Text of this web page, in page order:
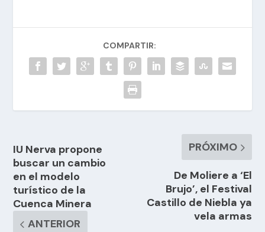
COMPARTIR:
IU Nerva propone
buscar un cambio
en el modelo
turístico de la
Cuenca Minera
ANTERIOR
PRÓXIMO
De Moliere a ‘El
Brujo’, el Festival
Castillo de Niebla ya
vela armas